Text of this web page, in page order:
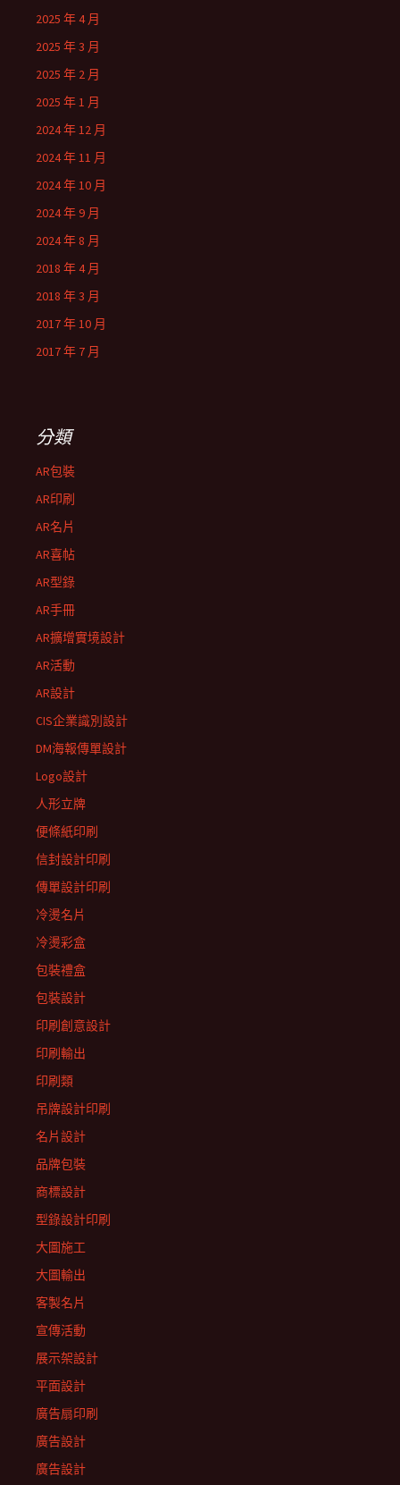
2025 年 4 月
2025 年 3 月
2025 年 2 月
2025 年 1 月
2024 年 12 月
2024 年 11 月
2024 年 10 月
2024 年 9 月
2024 年 8 月
2018 年 4 月
2018 年 3 月
2017 年 10 月
2017 年 7 月
分類
AR包裝
AR印刷
AR名片
AR喜帖
AR型錄
AR手冊
AR擴增實境設計
AR活動
AR設計
CIS企業識別設計
DM海報傳單設計
Logo設計
人形立牌
便條紙印刷
信封設計印刷
傳單設計印刷
冷燙名片
冷燙彩盒
包裝禮盒
包裝設計
印刷創意設計
印刷輸出
印刷類
吊牌設計印刷
名片設計
品牌包裝
商標設計
型錄設計印刷
大圖施工
大圖輸出
客製名片
宣傳活動
展示架設計
平面設計
廣告扇印刷
廣告設計
廣告設計